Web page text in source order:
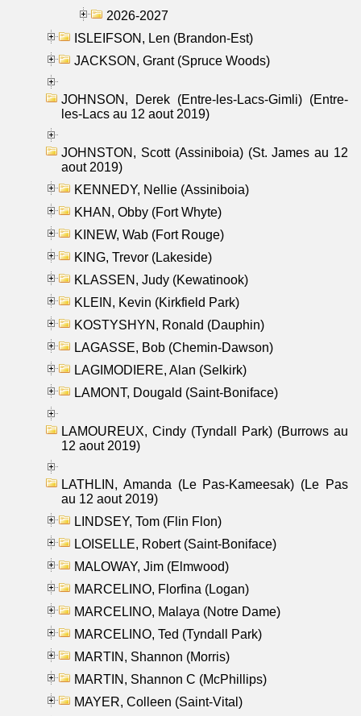
2026-2027
ISLEIFSON, Len (Brandon-Est)
JACKSON, Grant (Spruce Woods)
JOHNSON, Derek (Entre-les-Lacs-Gimli) (Entre-
les-Lacs au 12 aout 2019)
JOHNSTON, Scott (Assiniboia) (St. James au 12
aout 2019)
KENNEDY, Nellie (Assiniboia)
KHAN, Obby (Fort Whyte)
KINEW, Wab (Fort Rouge)
KING, Trevor (Lakeside)
KLASSEN, Judy (Kewatinook)
KLEIN, Kevin (Kirkfield Park)
KOSTYSHYN, Ronald (Dauphin)
LAGASSE, Bob (Chemin-Dawson)
LAGIMODIERE, Alan (Selkirk)
LAMONT, Dougald (Saint-Boniface)
LAMOUREUX, Cindy (Tyndall Park) (Burrows au
12 aout 2019)
LATHLIN, Amanda (Le Pas-Kameesak) (Le Pas
au 12 aout 2019)
LINDSEY, Tom (Flin Flon)
LOISELLE, Robert (Saint-Boniface)
MALOWAY, Jim (Elmwood)
MARCELINO, Florfina (Logan)
MARCELINO, Malaya (Notre Dame)
MARCELINO, Ted (Tyndall Park)
MARTIN, Shannon (Morris)
MARTIN, Shannon C (McPhillips)
MAYER, Colleen (Saint-Vital)